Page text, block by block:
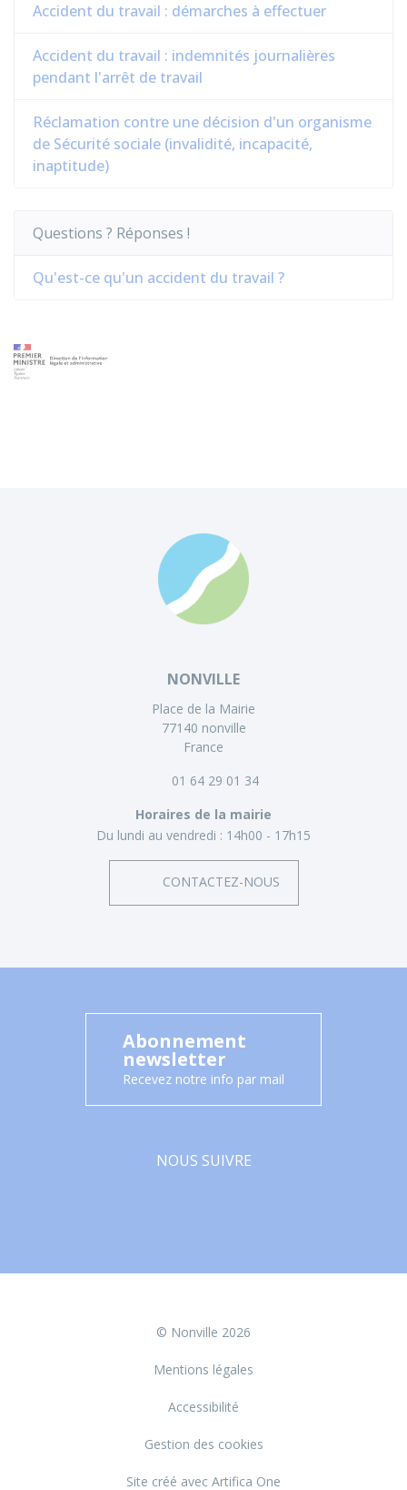
Accident du travail : démarches à effectuer
Accident du travail : indemnités journalières
pendant l'arrêt de travail
Réclamation contre une décision d'un organisme
de Sécurité sociale (invalidité, incapacité,
inaptitude)
Questions ? Réponses !
Qu'est-ce qu'un accident du travail ?
NONVILLE
Place de la Mairie
77140 nonville
France
01 64 29 01 34
Horaires de la mairie
Du lundi au vendredi : 14h00 - 17h15
CONTACTEZ-NOUS
Abonnement
newsletter
Recevez notre info par mail
NOUS SUIVRE
© Nonville 2026
Mentions légales
Accessibilité
Gestion des cookies
Site créé avec Artifica One